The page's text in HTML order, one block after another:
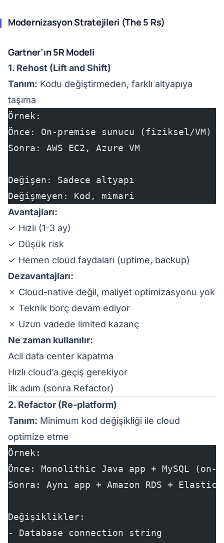
Modernizasyon Stratejileri (The 5 Rs)
Gartner’ın 5R Modeli
1. Rehost (Lift and Shift)
Tanım: Kodu değiştirmeden, farklı altyapıya
taşıma
Örnek:
Önce: On-premise sunucu (fiziksel/VM)
Sonra: AWS EC2, Azure VM
Değişen: Sadece altyapı
Değişmeyen: Kod, mimari
Avantajları:
✓ Hızlı (1-3 ay)
✓ Düşük risk
✓ Hemen cloud faydaları (uptime, backup)
Dezavantajları:
✗ Cloud-native değil, maliyet optimizasyonu yok
✗ Teknik borç devam ediyor
✗ Uzun vadede limited kazanç
Ne zaman kullanılır:
Acil data center kapatma
Hızlı cloud’a geçiş gerekiyor
İlk adım (sonra Refactor)
2. Refactor (Re-platform)
Tanım: Minimum kod değişikliği ile cloud
optimize etme
Örnek:
Önce: Monolithic Java app + MySQL (on-
Sonra: Aynı app + Amazon RDS + Elastic
Değişiklikler:
- Database connection string